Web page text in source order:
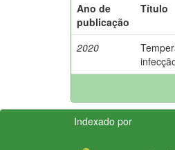
Ano de
publicação
Título
2020
Indexado por